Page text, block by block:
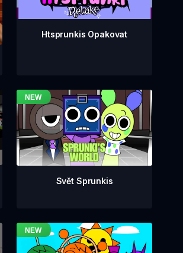
Htsprunkis Opakovat
Svět Sprunkis